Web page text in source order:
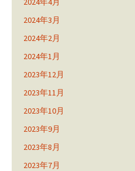
2024年3月
2024年2月
2024年1月
2023年12月
2023年11月
2023年10月
2023年9月
2023年8月
2023年7月